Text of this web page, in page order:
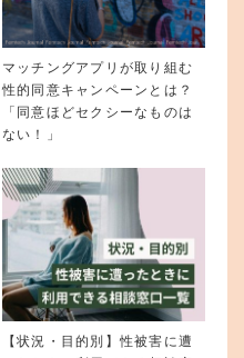
マッチングアプリが取り組む
性的同意キャンペーンとは？
「同意ほどセクシーなものは
ない！」
【状況・目的別】性被害に遭